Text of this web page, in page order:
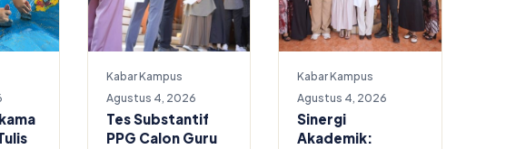
Kabar Kampus
Agustus 4, 2026
Tes Substantif
PPG Calon Guru
Kabar Kampus
Agustus 4, 2026
Sinergi
Akademik: